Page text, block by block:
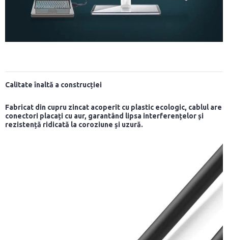
Calitate înaltă a construcției
Fabricat din cupru zincat acoperit cu plastic ecologic, cablul are
conectori placați cu aur, garantând lipsa interferențelor și
rezistență ridicată la coroziune și uzură.